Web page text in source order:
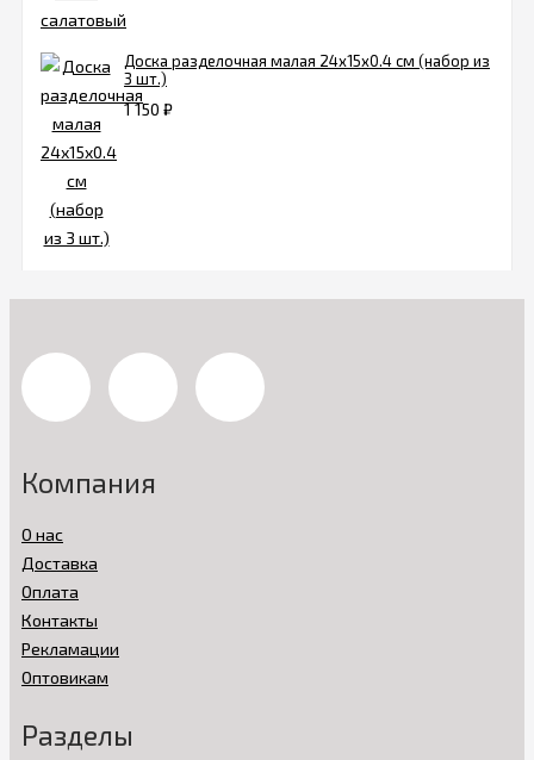
Доска разделочная малая 24х15х0.4 см (набор из
3 шт.)
1 150 ₽
Компания
О нас
Доставка
Оплата
Контакты
Рекламации
Оптовикам
Разделы